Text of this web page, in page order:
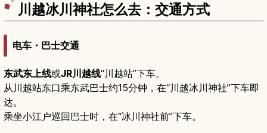
川越冰川神社怎么去：交通方式
电车・巴士交通
东武东上线或JR川越线“川越站”下车。
从川越站东口乘东武巴士约15分钟，在“川越冰川神社”下车即
达。
乘坐小江户巡回巴士时，在“冰川神社前”下车。